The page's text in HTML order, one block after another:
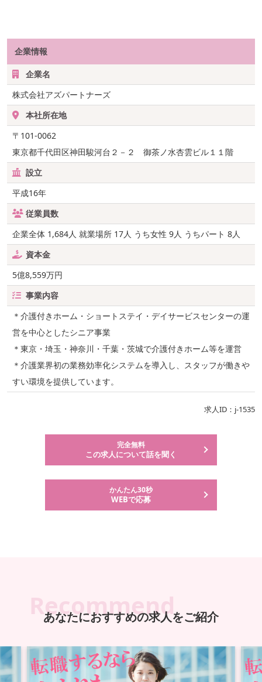
企業情報
企業名
株式会社アズパートナーズ
本社所在地
〒101-0062
東京都千代田区神田駿河台２－２ 御茶ノ水杏雲ビル１１階
設立
平成16年
従業員数
企業全体 1,684人 就業場所 17人 うち女性 9人 うちパート 8人
資本金
5億8,559万円
事業内容
＊介護付きホーム・ショートステイ・デイサービスセンターの運
営を中心としたシニア事業
＊東京・埼玉・神奈川・千葉・茨城で介護付きホーム等を運営
＊介護業界初の業務効率化システムを導入し、スタッフが働きや
すい環境を提供しています。
求人ID：j-1535
完全無料
この求人について話を聞く
かんたん30秒
WEBで応募
Recommend
あなたにおすすめの求人をご紹介